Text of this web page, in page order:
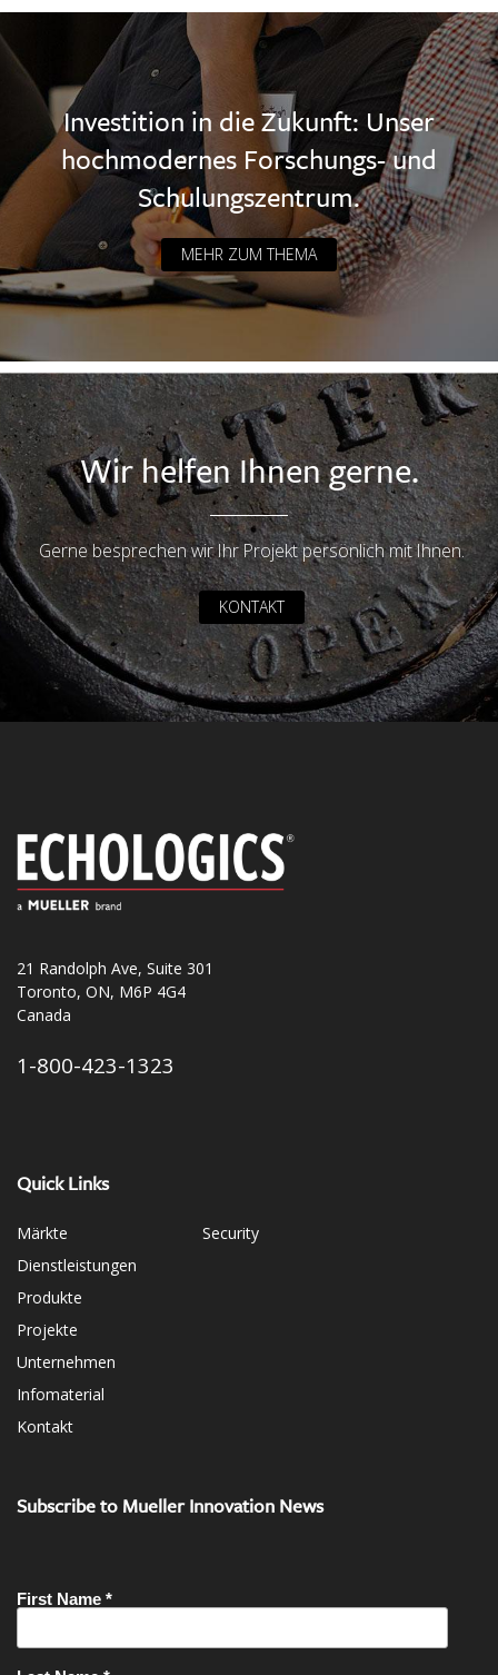
Investition in die Zukunft: Unser
hochmodernes Forschungs- und
Schulungszentrum.
MEHR ZUM THEMA
Wir helfen Ihnen gerne.
Gerne besprechen wir Ihr Projekt persönlich mit Ihnen.
KONTAKT
21 Randolph Ave, Suite 301
Toronto, ON, M6P 4G4
Canada
1-800-423-1323
Quick Links
Märkte
Dienstleistungen
Produkte
Projekte
Unternehmen
Infomaterial
Kontakt
Security
Subscribe to Mueller Innovation News